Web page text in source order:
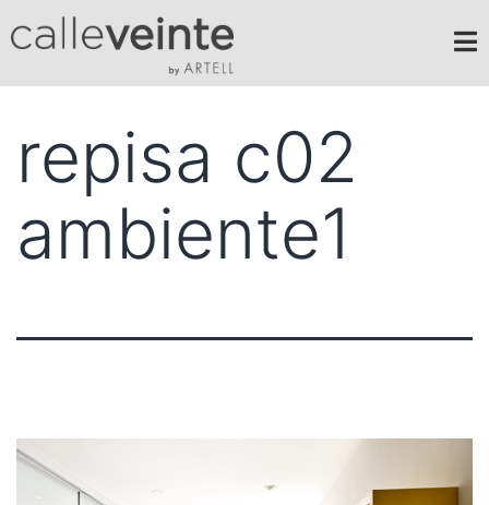
repisa c02
ambiente1